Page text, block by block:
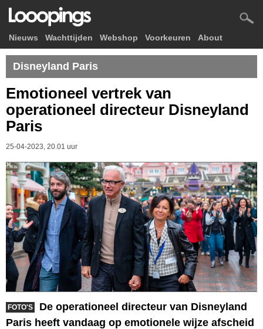
Nieuws Wachttijden Webshop Voorkeuren About
Disneyland Paris
Emotioneel vertrek van
operationeel directeur Disneyland
Paris
25-04-2023, 20.01 uur
FOTO'S
De operationeel directeur van Disneyland
Paris heeft vandaag op emotionele wijze afscheid